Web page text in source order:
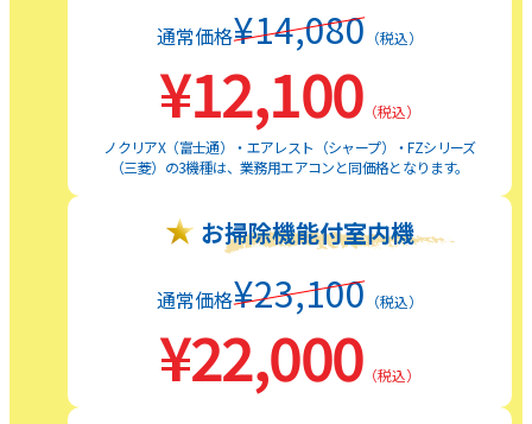
通常価格¥14,080 （税込）
¥12,100（税込）
ノクリアX（富士通）・エアレスト（シャープ）・FZシリーズ
（三菱）の3機種は、業務用エアコンと同価格となります。
お掃除機能付室内機
通常価格¥23,100 （税込）
¥22,000（税込）